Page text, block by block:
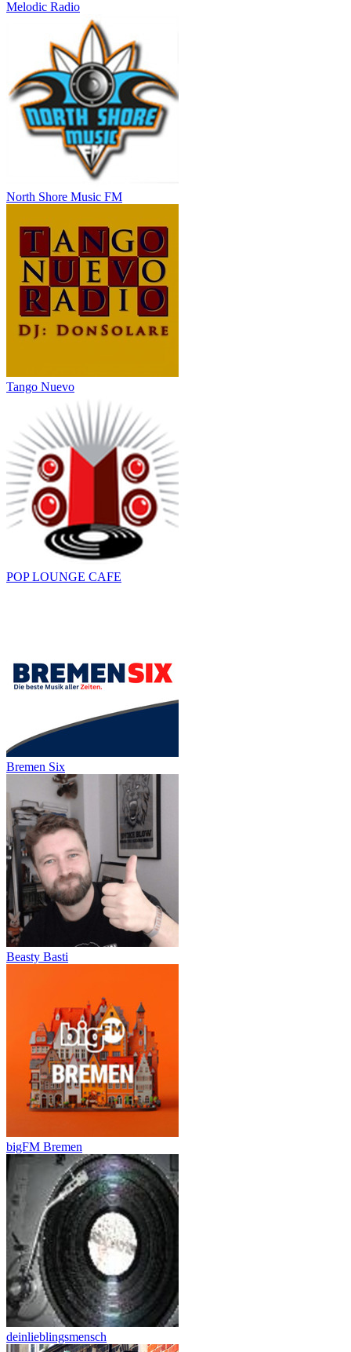
Melodic Radio
North Shore Music FM
Tango Nuevo
POP LOUNGE CAFE
Bremen Six
Beasty Basti
bigFM Bremen
deinlieblingsmensch